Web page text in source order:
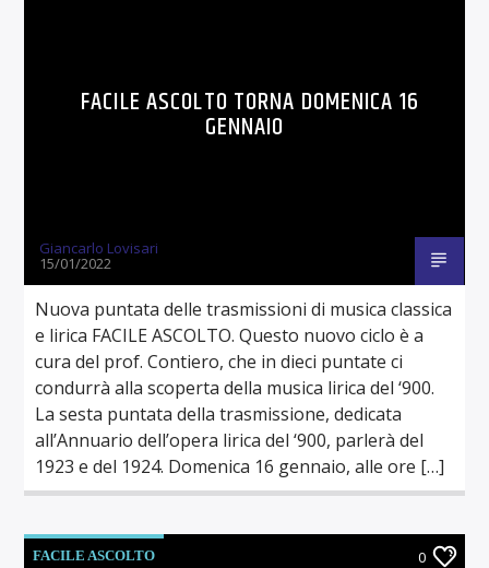
FACILE ASCOLTO TORNA DOMENICA 16
GENNAIO
Giancarlo Lovisari
15/01/2022
Nuova puntata delle trasmissioni di musica classica
e lirica FACILE ASCOLTO. Questo nuovo ciclo è a
cura del prof. Contiero, che in dieci puntate ci
condurrà alla scoperta della musica lirica del ‘900.
La sesta puntata della trasmissione, dedicata
all’Annuario dell’opera lirica del ‘900, parlerà del
1923 e del 1924. Domenica 16 gennaio, alle ore […]
FACILE ASCOLTO 0